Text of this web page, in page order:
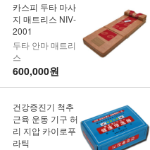
카스피 두타 마사
지 매트리스 NIV-
2001
두타 안마 매트리
스
600,000원
건강증진기 척추
근육 운동 기구 허
리 지압 카이로푸
라틱